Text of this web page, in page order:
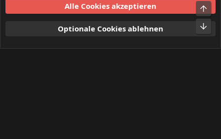
Nutzungsbedingungen
Datenschutz
S
Alle Cookies akzeptieren
Optionale Cookies ablehnen